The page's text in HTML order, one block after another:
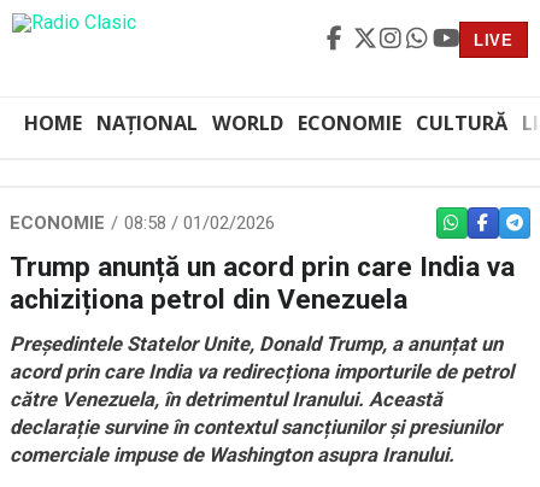
LIVE
HOME NAȚIONAL WORLD ECONOMIE CULTURĂ
ECONOMIE 08:58 / 01/02/2026 WHATSAPP
Trump anunță un acord prin care India va
achiziționa petrol din Venezuela
Președintele Statelor Unite, Donald Trump, a anunțat un
acord prin care India va redirecționa importurile de petrol
către Venezuela, în detrimentul Iranului. Această
declarație survine în contextul sancțiunilor și presiunilor
comerciale impuse de Washington asupra Iranului.